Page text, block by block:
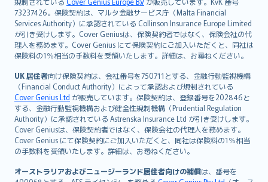
73237426。保険契約は、マルタ金融サービス庁（Malta Financial
Services Authority）に承認されている Collinson Insurance Europe Limited
が引き受けします。Cover Geniusは、保険契約者ではなく、保険会社の代
理人を務めます。Cover Genius にて保険契約にご加入いただくと、同社は
保険料の1％相当の手数料を受領いたします。詳細は、お尋ねください。
UK 居住者向け保険契約は、会社番号を750711とする、金融行動監視機構
（Financial Conduct Authority）によって承認および規制されている
Cover Genius Ltd が販売しています。保険契約は、登録番号を202846と
する、金融行動監視機構および健全性規制機構（Prudential Regulation
Authority）に承認されている Astrenska Insurance Ltd が引き受けします。
Cover Geniusは、保険契約者ではなく、保険会社の代理人を務めます。
Cover Genius にて保険契約にご加入いただくと、同社は保険料の1％相当
の手数料を受領いたします。詳細は、お尋ねください。
オーストラリアおよびニュージーランド居住者向けの補償は、番号を
Deutsch
français
Nederlands
español
简体中文
繁體中文
Português
polski
עברית
Português
svenska